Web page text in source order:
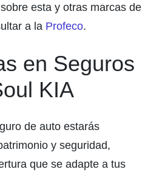
esta y otras marcas de
a la Profeco.
en Seguros
KIA
de auto estarás
y seguridad,
que se adapte a tus